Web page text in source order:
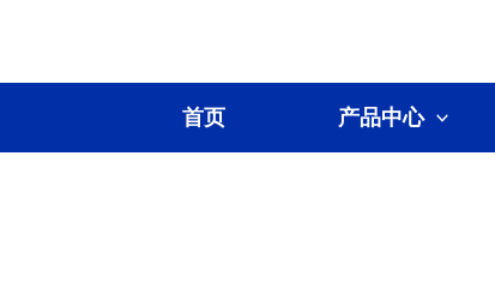
首页 产品中心